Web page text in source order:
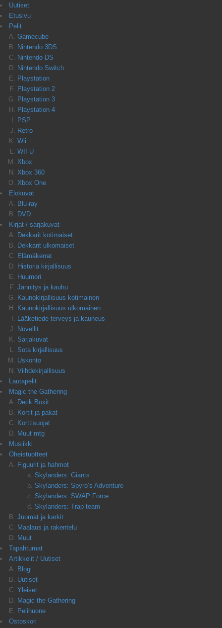
Uutiset
Etusivu
Pelit
Gamecube
Nintendo 3DS
Nintendo DS
Nintendo Switch
Playstation
Playstation 2
Playstation 3
Playstation 4
PSP
Retro
Wii
WII U
Xbox
Xbox 360
Xbox One
Elokuvat
Blu-ray
DVD
Kirjat / sarjakuvat
Dekkarit kotimaiset
Dekkarit ulkomaiset
Elämäkerrat
Historia kirjallisuus
Huumori
Jännitys ja kauhu
Kaunokirjallisuus kotimainen
Kaunokirjallisuus ulkomainen
Lääketiede terveys ja kauneus
Novellit
Sarjakuvat
Sota kirjallisuus
Uskonto
Viihdekirjallisuus
Lautapelit
Magic the Gathering
Deck Boxit
Kortit ja pakat
Korttisuojat
Muut mtg
Musiikki
Oheistuotteet
Figuurit ja hahmot
Skylanders: Giants
Skylanders: Spyro’s Adventure
Skylanders: SWAP Force
Skylanders: Trap team
Juomat ja karkit
Maalaus ja rakentelu
Muut
Tapahtumat
Artikkelit / Uutiset
Blogi
Uutiset
Yleiset
Magic the Gathering
Pelihuone
Ostoskori